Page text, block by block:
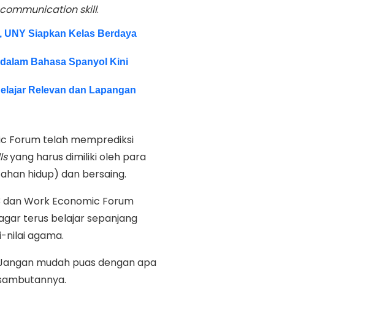
communication skill.
Siapkan Kelas Berdaya
Bahasa Spanyol Kini
Relevan dan Lapangan
Forum telah memprediksi
yang harus dimiliki oleh para
hidup) dan bersaing.
Work Economic Forum
terus belajar sepanjang
nilai agama.
mudah puas dengan apa